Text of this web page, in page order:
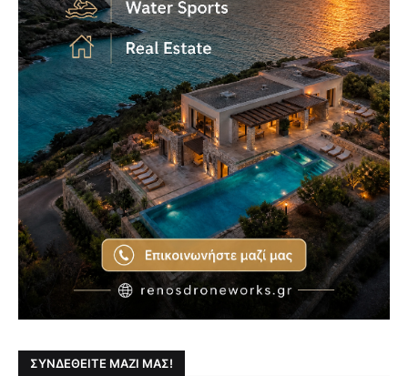
ΣΥΝΔΕΘΕΊΤΕ ΜΑΖΊ ΜΑΣ!